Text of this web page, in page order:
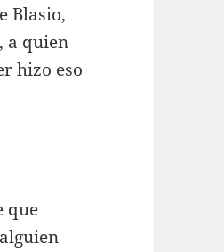
Blasio,
a quien
hizo eso
que